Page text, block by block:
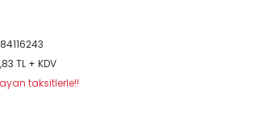
TL + KDV
taksitlerle!!